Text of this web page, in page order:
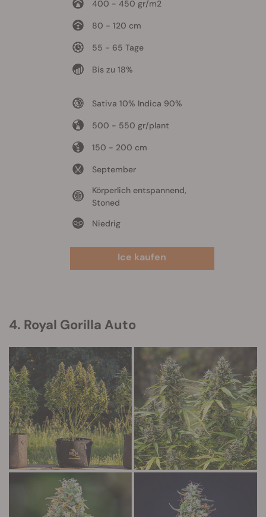
400 - 450 gr/m2
80 - 120 cm
55 - 65 Tage
Bis zu 18%
Sativa 10% Indica 90%
500 - 550 gr/plant
150 - 200 cm
September
Körperlich entspannend,
Stoned
Niedrig
Ice kaufen
4. Royal Gorilla Auto